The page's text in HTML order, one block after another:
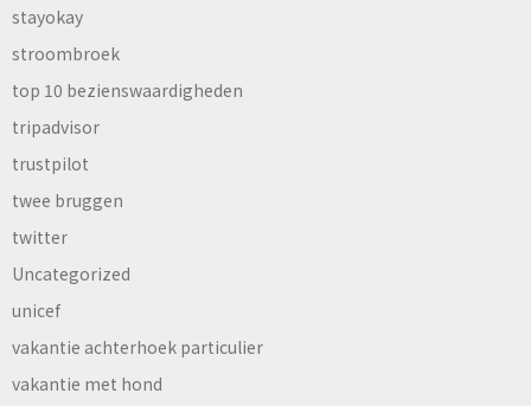
stayokay
stroombroek
top 10 bezienswaardigheden
tripadvisor
trustpilot
twee bruggen
twitter
Uncategorized
unicef
vakantie achterhoek particulier
vakantie met hond